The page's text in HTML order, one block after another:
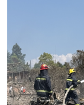
Kinh tế
Tin Kinh tế
Trước giờ mở cửa